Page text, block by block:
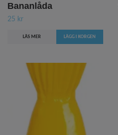
Bananlåda
25 kr
LÄS MER